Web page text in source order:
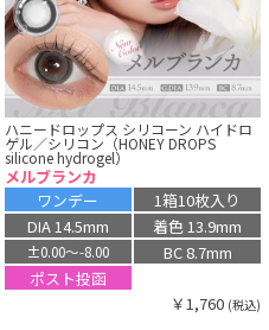
ハニードロップス シリコーン ハイドロ
ゲル／シリコン（HONEY DROPS
silicone hydrogel）
メルブランカ
ワンデー
1箱10枚入り
DIA 14.5mm
着色 13.9mm
±0.00〜-8.00
BC 8.7mm
ポスト投函
￥1,760 (税込)